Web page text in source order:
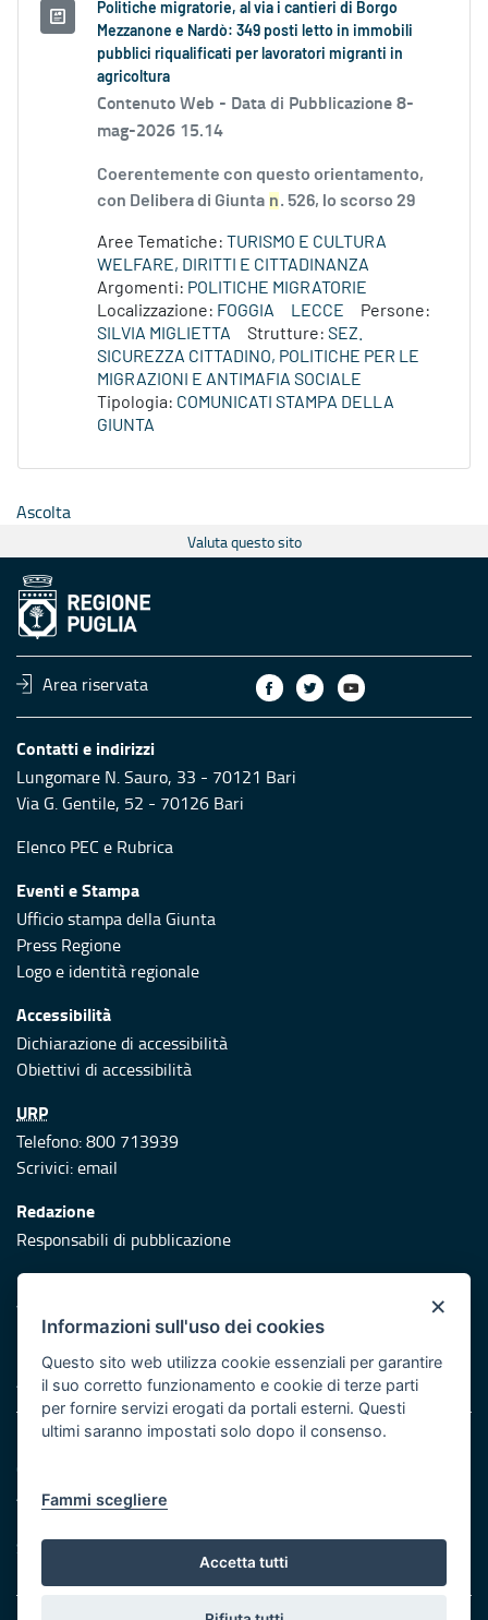
Politiche migratorie, al via i cantieri di Borgo
Mezzanone e Nardò: 349 posti letto in immobili
pubblici riqualificati per lavoratori migranti in
agricoltura
Contenuto Web - Data di Pubblicazione 8-
mag-2026 15.14
Coerentemente con questo orientamento,
con Delibera di Giunta n. 526, lo scorso 29
Aree Tematiche: TURISMO E CULTURA
WELFARE, DIRITTI E CITTADINANZA
Argomenti: POLITICHE MIGRATORIE
Localizzazione: FOGGIA LECCE
Persone:
SILVIA MIGLIETTA
Strutture: SEZ.
SICUREZZA CITTADINO, POLITICHE PER LE
MIGRAZIONI E ANTIMAFIA SOCIALE
Tipologia: COMUNICATI STAMPA DELLA
GIUNTA
Ascolta
Valuta questo sito
Area riservata
Contatti e indirizzi
Lungomare N. Sauro, 33 - 70121 Bari
Via G. Gentile, 52 - 70126 Bari
Elenco PEC e Rubrica
Eventi e Stampa
Ufficio stampa della Giunta
Press Regione
Logo e identità regionale
Accessibilità
Dichiarazione di accessibilità
Obiettivi di accessibilità
URP
Telefono: 800 713939
Scrivici:email
Redazione
Responsabili di pubblicazione
Protezione civile
Vai al sito di Protezione Civile Puglia
Iniziativa finanziata con risorse del POR Puglia 2014/2020 -
Asse XI
Note legali
Cookie e privacy
Atti di notifica
Servizi Intranet
×
Informazioni sull'uso dei cookies
Questo sito web utilizza cookie essenziali per garantire
il suo corretto funzionamento e cookie di terze parti
per fornire servizi erogati da portali esterni. Questi
ultimi saranno impostati solo dopo il consenso.
Fammi scegliere
Accetta tutti